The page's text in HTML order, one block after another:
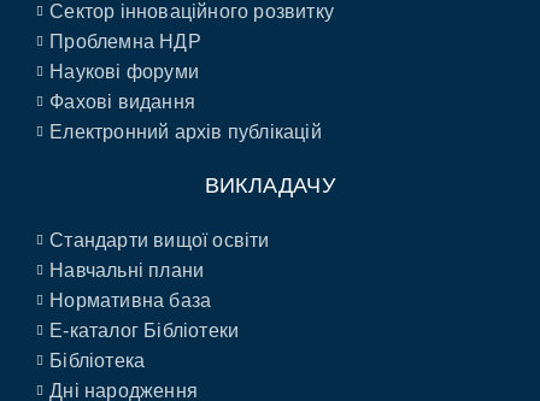
Сектор інноваційного розвитку
Проблемна НДР
Наукові форуми
Фахові видання
Електронний архів публікацій
ВИКЛАДАЧУ
Стандарти вищої освіти
Навчальні плани
Нормативна база
E-каталог Бібліотеки
Бібліотека
Дні народження